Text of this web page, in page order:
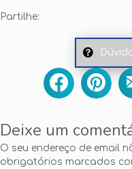
Partilhe:
Deixe um
O seu endereço de email
obrigatórios marcados